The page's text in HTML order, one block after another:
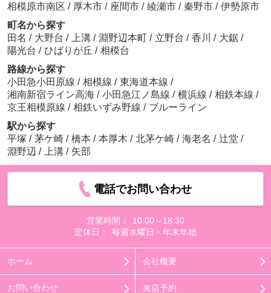
相模原市南区 / 厚木市 / 座間市 / 綾瀬市 / 秦野市 / 伊勢原市
町名から探す
田名 / 大野台 / 上溝 / 淵野辺本町 / 立野台 / 香川 / 大鋸 /
陽光台 / ひばりが丘 / 相模台
路線から探す
小田急小田原線 / 相模線 / 東海道本線 /
湘南新宿ライン高海 / 小田急江ノ島線 / 横浜線 / 相鉄本線 /
京王相模原線 / 相鉄いずみ野線 / ブルーライン
駅から探す
平塚 / 茅ケ崎 / 橋本 / 本厚木 / 北茅ケ崎 / 海老名 / 辻堂 /
淵野辺 / 上溝 / 矢部
電話でお問い合わせ
営業時間：
10:00～18:30
定休日：
毎週水曜日・年末年始
ホーム 会社概要
お問い合わせ 来店予約